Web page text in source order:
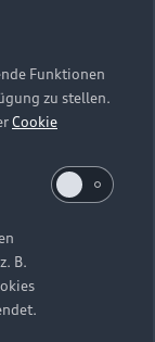
der
auf dieser
Funktionen
zu stellen.
Cookie
B.